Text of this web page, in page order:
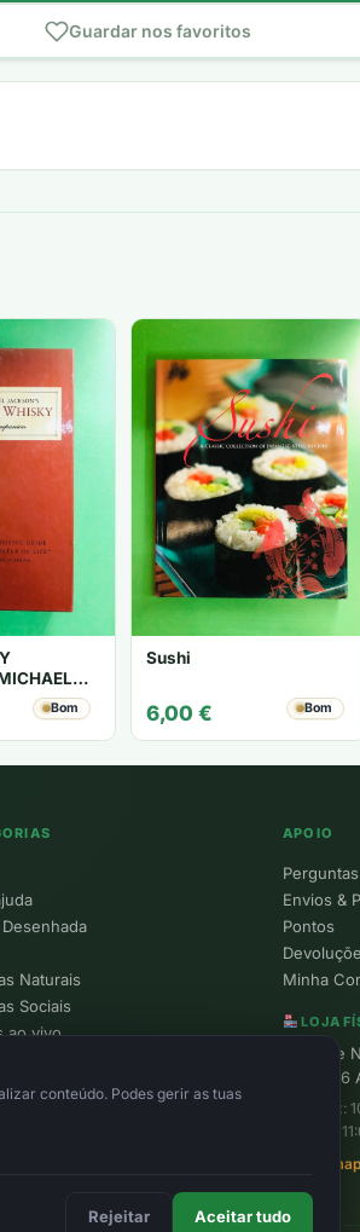
Guardar nos favoritos
Bom
Sushi
6,00 € Bom
Naturais
Sociais
ao vivo
APOIO
Perguntas
Envios &
Pontos
Minha
LOJA
R. 25 de
1495-
Seg–Sex:
Sábado:
Ver no
conteúdo. Podes gerir as tuas
Rejeitar Aceitar tudo